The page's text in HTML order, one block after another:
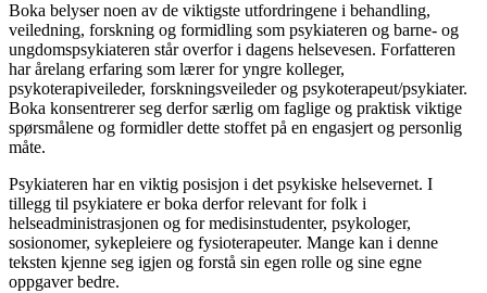
Boka belyser noen av de viktigste utfordringene i behandling,
veiledning, forskning og formidling som psykiateren og barne- og
ungdomspsykiateren står overfor i dagens helsevesen. Forfatteren
har årelang erfaring som lærer for yngre kolleger,
psykoterapiveileder, forskningsveileder og psykoterapeut/psykiater.
Boka konsentrerer seg derfor særlig om faglige og praktisk viktige
spørsmålene og formidler dette stoffet på en engasjert og personlig
måte.
Psykiateren har en viktig posisjon i det psykiske helsevernet. I
tillegg til psykiatere er boka derfor relevant for folk i
helseadministrasjonen og for medisinstudenter, psykologer,
sosionomer, sykepleiere og fysioterapeuter. Mange kan i denne
teksten kjenne seg igjen og forstå sin egen rolle og sine egne
oppgaver bedre.